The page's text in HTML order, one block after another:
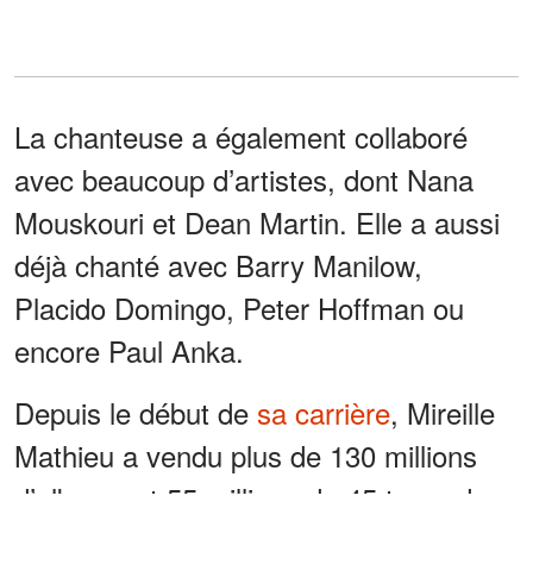
La chanteuse a également collaboré
avec beaucoup d’artistes, dont Nana
Mouskouri et Dean Martin. Elle a aussi
déjà chanté avec Barry Manilow,
Placido Domingo, Peter Hoffman ou
encore Paul Anka.
Depuis le début de sa carrière, Mireille
Mathieu a vendu plus de 130 millions
d’albums et 55 millions de 45 tours dans